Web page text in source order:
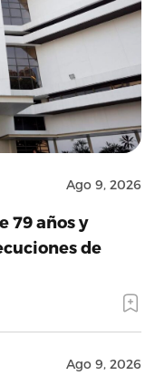
Ago 9, 2026
79 años y
de
Ago 9, 2026